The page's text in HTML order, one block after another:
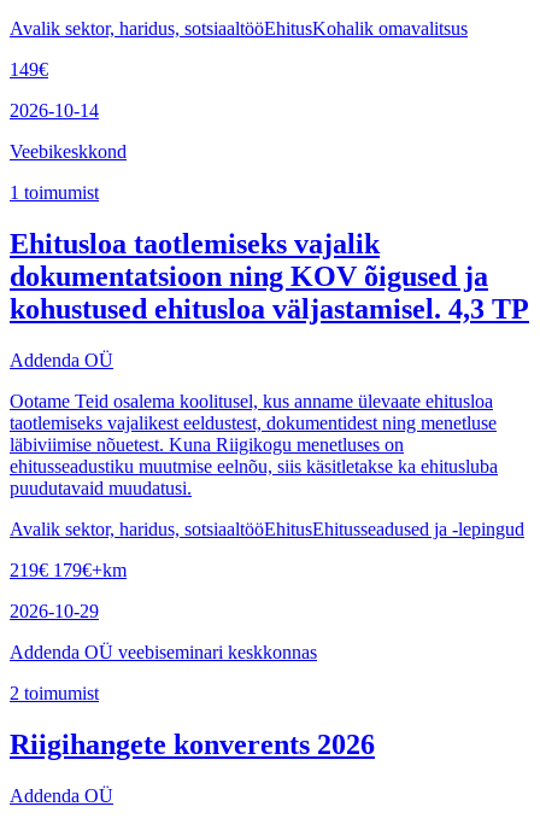
Avalik sektor, haridus, sotsiaaltööEhitusKohalik omavalitsus
149€
2026-10-14
Veebikeskkond
1 toimumist
Ehitusloa taotlemiseks vajalik
dokumentatsioon ning KOV õigused ja
kohustused ehitusloa väljastamisel. 4,3 TP
Addenda OÜ
Ootame Teid osalema koolitusel, kus anname ülevaate ehitusloa
taotlemiseks vajalikest eeldustest, dokumentidest ning menetluse
läbiviimise nõuetest. Kuna Riigikogu menetluses on
ehitusseadustiku muutmise eelnõu, siis käsitletakse ka ehitusluba
puudutavaid muudatusi.
Avalik sektor, haridus, sotsiaaltööEhitusEhitusseadused ja -lepingud
219€ 179€+km
2026-10-29
Addenda OÜ veebiseminari keskkonnas
2 toimumist
Riigihangete konverents 2026
Addenda OÜ